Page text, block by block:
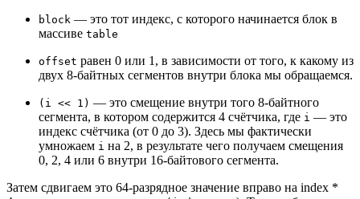
block — это тот индекс, с которого начинается блок в
массиве table
offset равен 0 или 1, в зависимости от того, к какому из
двух 8-байтных сегментов внутри блока мы обращаемся.
(i << 1) — это смещение внутри того 8-байтного
сегмента, в котором содержится 4 счётчика, где i — это
индекс счётчика (от 0 до 3). Здесь мы фактически
умножаем i на 2, в результате чего получаем смещения
0, 2, 4 или 6 внутри 16-байтового сегмента.
Затем сдвигаем это 64-разрядное значение вправо на index *